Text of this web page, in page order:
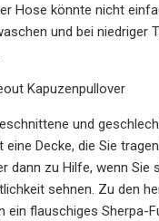
Hose könnte nicht
und bei niedriger
Kapuzenpullover
und
Decke, die Sie
dann zu Hilfe, wenn Sie
sehnen. Zu den
ein flauschiges Sherpa-